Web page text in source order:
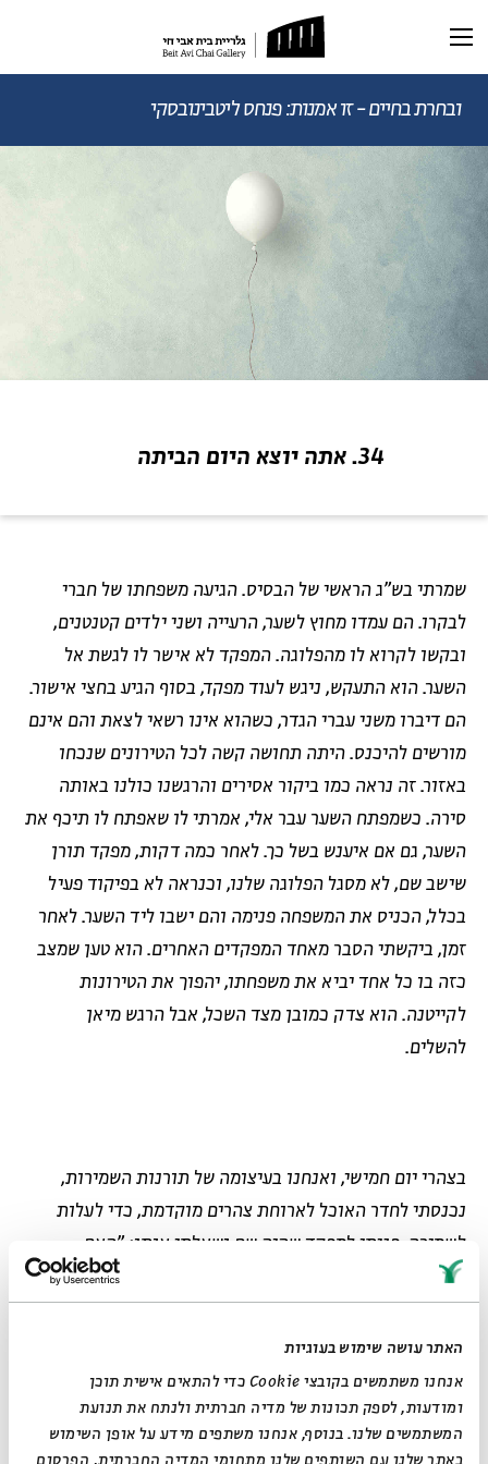
האתר עושה שימוש בעוגיות
אנחנו משתמשים בקובצי Cookie כדי להתאים אישית תוכן
ומודעות, לספק תכונות של מדיה חברתית ולנתח את תנועת
המשתמשים שלנו. בנוסף, אנחנו משתפים מידע על אופן השימוש
באתר שלנו עם השותפים שלנו מתחומי המדיה החברתית, הפרסום
תערוכה וירטואלית
רכישת קטלוג
מאמרים ותכנים
מאמרים וכתבות
דיוקן AI
לאתר בית אבי חי RU
EN
ובחרת בחיים - זו אמנות: פנחס ליטבינובסקי
34. אתה יוצא היום הביתה
שמרתי בש"ג הראשי של הבסיס. הגיעה משפחתו של חברי
לבקרו. הם עמדו מחוץ לשער, הרעייה ושני ילדים קטנטנים,
ובקשו לקרוא לו מהפלוגה. המפקד לא אישר לו לגשת אל
השער. הוא התעקש, ניגש לעוד מפקד, בסוף הגיע בחצי אישור.
הם דיברו משני עברי הגדר, כשהוא אינו רשאי לצאת והם אינם
מורשים להיכנס. היתה תחושה קשה לכל הטירונים שנכחו
באזור. זה נראה כמו ביקור אסירים והרגשנו כולנו באותה
סירה. כשמפתח השער עבר אלי, אמרתי לו שאפתח לו תיכף את
השער, גם אם איענש בשל כך. לאחר כמה דקות, מפקד תורן
שישב שם, לא מסגל הפלוגה שלנו, וכנראה לא בפיקוד פעיל
בכלל, הכניס את המשפחה פנימה והם ישבו ליד השער. לאחר
זמן, ביקשתי הסבר מאחד המפקדים האחרים. הוא טען שמצב
כזה בו כל אחד יביא את משפחתו, יהפוך את הטירונות
לקייטנה. הוא צדק כמובן מצד השכל, אבל הרגש מיאן
להשלים.
בצהרי יום חמישי, ואנחנו בעיצומה של תורנות השמירות,
נכנסתי לחדר האוכל לארוחת צהרים מוקדמת, כדי לעלות
לשמירה. פניתי למפקד שהיה שם ושאלתי אותו: "האם
השמירות מחושבות פחות או יותר, שלא ייצא לאחד לשמור
השיגרה בגשר וידעתי שהם לא עובדים כך. הרגשתי שיצאו לי
משמרות רבות בסיבוב הקודם וגם הסיבוב הזה היה עד עכשיו
צפוף יחסית לחיילים רבים אחרים.